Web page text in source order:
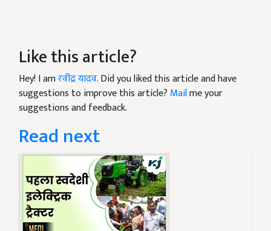
Like this article?
Hey! I amरवींद्र यादव. Did you liked this article and have
suggestions to improve this article? Mailme your
suggestions and feedback.
Read next